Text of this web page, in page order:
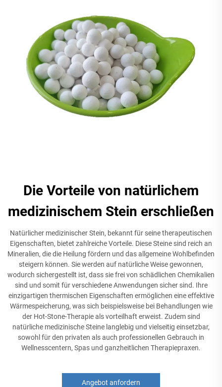
Die Vorteile von natürlichem
medizinischem Stein erschließen
Natürlicher medizinischer Stein, bekannt für seine therapeutischen
Eigenschaften, bietet zahlreiche Vorteile. Diese Steine sind reich an
Mineralien, die die Heilung fördern und das allgemeine Wohlbefinden
steigern können. Sie werden auf natürliche Weise gewonnen,
wodurch sichergestellt ist, dass sie frei von schädlichen Chemikalien
sind und somit für verschiedene Anwendungen sicher sind. Ihre
einzigartigen thermischen Eigenschaften ermöglichen eine effektive
Wärmespeicherung, was sich beispielsweise bei Behandlungen wie
der Hot-Stone-Therapie als vorteilhaft erweist. Zudem sind
natürliche medizinische Steine langlebig und vielseitig einsetzbar,
sowohl für den privaten als auch professionellen Gebrauch in
Wellnesscentern, Spas und ganzheitlichen Therapiepraxen.
Angebot anfordern